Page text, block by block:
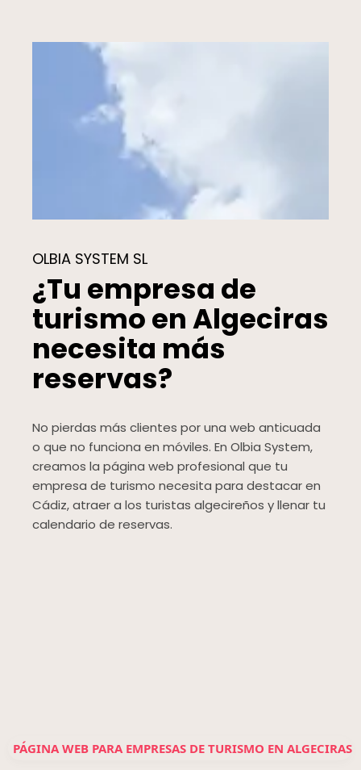
OLBIA SYSTEM SL
¿Tu empresa de
turismo en Algeciras
necesita más
reservas?
No pierdas más clientes por una web anticuada
o que no funciona en móviles. En Olbia System,
creamos la página web profesional que tu
empresa de turismo necesita para destacar en
Cádiz, atraer a los turistas algecireños y llenar tu
calendario de reservas.
PÁGINA WEB PARA EMPRESAS DE TURISMO EN ALGECIRAS